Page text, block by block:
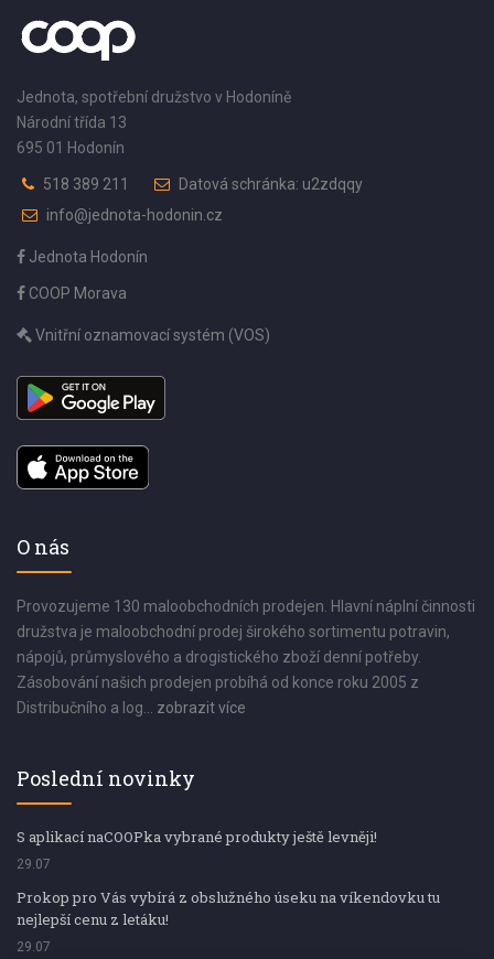
Jednota, spotřební družstvo v Hodoníně
Národní třída 13
695 01 Hodonín
518 389 211
Datová schránka: u2zdqqy
info@jednota-hodonin.cz
Jednota Hodonín
COOP Morava
Vnitřní oznamovací systém (VOS)
O nás
Provozujeme 130 maloobchodních prodejen. Hlavní náplní činnosti
družstva je maloobchodní prodej širokého sortimentu potravin,
nápojů, průmyslového a drogistického zboží denní potřeby.
Zásobování našich prodejen probíhá od konce roku 2005 z
Distribučního a log... zobrazit více
Poslední novinky
S aplikací naCOOPka vybrané produkty ještě levněji!
29.07
Prokop pro Vás vybírá z obslužného úseku na víkendovku tu
nejlepší cenu z letáku!
29.07